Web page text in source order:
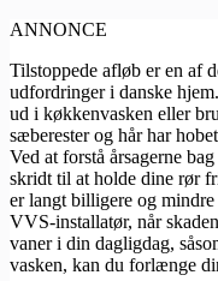
ANNONCE
Tilstoppede afløb er en af
udfordringer i danske
ud i køkkenvasken eller
sæberester og hår har
Ved at forstå årsagerne
skridt til at holde dine rør
er langt billigere og
VVS-installatør, når
vaner i din dagligdag,
vasken, kan du forlænge